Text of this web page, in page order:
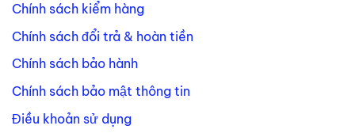
Chính sách kiểm hàng
Chính sách đổi trả & hoàn tiền
Chính sách bảo hành
Chính sách bảo mật thông tin
Điều khoản sử dụng